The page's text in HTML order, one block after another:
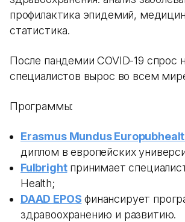
профилактика эпидемий,
статистика.
После пандемии COVID-19 спрос
специалистов вырос во всем
Программы:
Erasmus Mundus
диплом в европейских
Fulbrightпринимает
Health;
DAAD EPOS финансирует
здравоохранению и развитию.